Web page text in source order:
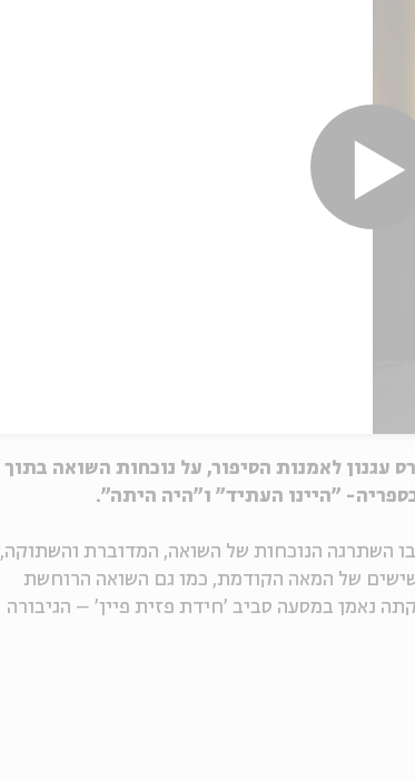
עגנון לאמנות הסיפור, על נוכחות השואה בתוך
"היינו העתיד" ו"היה היתה".
השתרגה הנוכחות של השואה, המדוברת והשתוקה,
של המאה הקודמת, כמו גם השואה הרוחשת
נאמן במסעה סביב 'חידת פזית פיין' – הגיבורה